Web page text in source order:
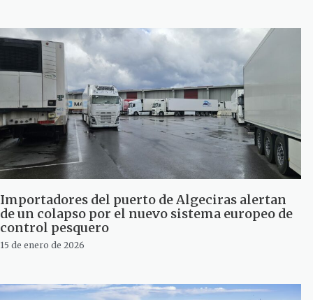
Importadores del puerto de Algeciras alertan
de un colapso por el nuevo sistema europeo de
control pesquero
15 de enero de 2026